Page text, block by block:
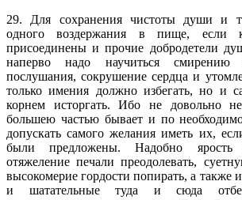
29. Для сохранения чистоты души и
одного воздержания в пище, если
присоединены и прочие добродетели
наперво надо научиться смирению
послушания, сокрушение сердца и
только имения должно избегать, но и
корнем исторгать. Ибо не довольно
большею частью бывает и по
допускать самого желания иметь их,
были предложены. Надобно ярость
отяжеление печали преодолевать,
высокомерие гордости попирать, а также
и шатательные туда и сюда